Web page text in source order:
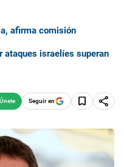
afirma comisión
ataques israelíes superan
Seguir en